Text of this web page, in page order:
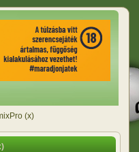
(x)